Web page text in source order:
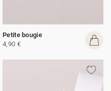
Petite bougie
4,90 €